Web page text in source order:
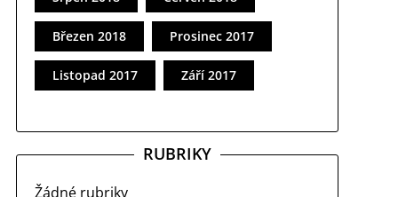
Březen 2018 Prosinec 2017
Listopad 2017 Září 2017
RUBRIKY
Žádné rubriky